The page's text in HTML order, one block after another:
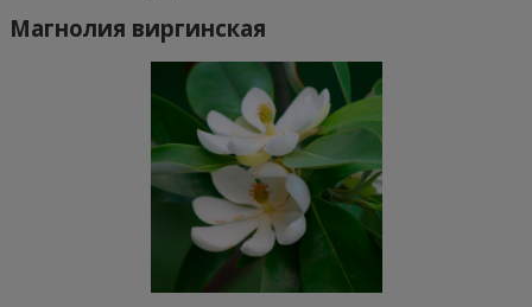
Магнолия виргинская